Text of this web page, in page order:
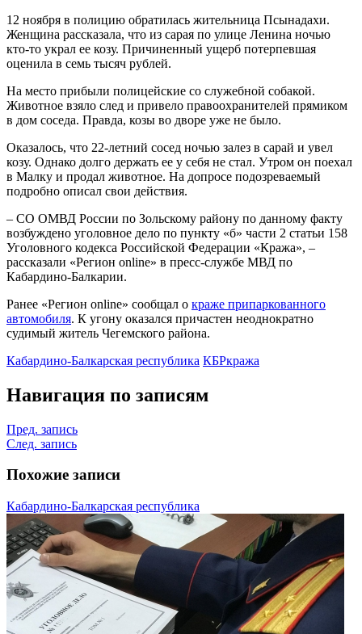
12 ноября в полицию обратилась жительница Псынадахи.
Женщина рассказала, что из сарая по улице Ленина ночью
кто-то украл ее козу. Причиненный ущерб потерпевшая
оценила в семь тысяч рублей.
На место прибыли полицейские со служебной собакой.
Животное взяло след и привело правоохранителей прямиком
в дом соседа. Правда, козы во дворе уже не было.
Оказалось, что 22-летний сосед ночью залез в сарай и увел
козу. Однако долго держать ее у себя не стал. Утром он поехал
в Малку и продал животное. На допросе подозреваемый
подробно описал свои действия.
– СО ОМВД России по Зольскому району по данному факту
возбуждено уголовное дело по пункту «б» части 2 статьи 158
Уголовного кодекса Российской Федерации «Кража», –
рассказали «Регион online» в пресс-службе МВД по
Кабардино-Балкарии.
Ранее «Регион online» сообщал о краже припаркованного
автомобиля. К угону оказался причастен неоднократно
судимый житель Чегемского района.
Кабардино-Балкарская республика КБРкража
Навигация по записям
Пред. запись
След. запись
Похожие записи
Кабардино-Балкарская республика